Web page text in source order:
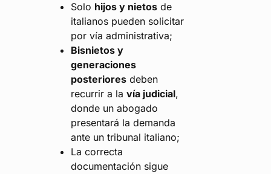
Solo hijos y nietos de
italianos pueden solicitar
por vía administrativa;
Bisnietos y
generaciones
posteriores deben
recurrir a lavía judicial,
donde un abogado
presentará la demanda
ante un tribunal italiano;
La correcta
documentación sigue